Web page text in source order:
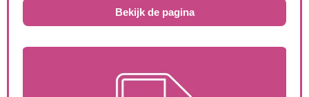
Bekijk de pagina